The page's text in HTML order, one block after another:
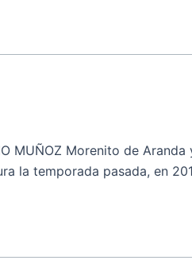
MUÑOZ Morenito de
la temporada pasada, en